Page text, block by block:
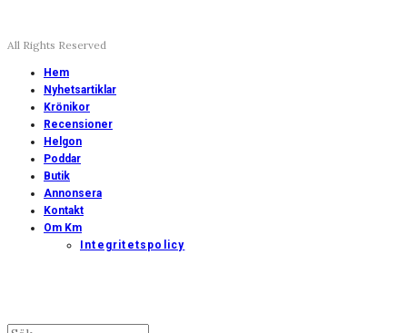
All Rights Reserved
Hem
Nyhetsartiklar
Krönikor
Recensioner
Helgon
Poddar
Butik
Annonsera
Kontakt
Om Km
Integritetspolicy